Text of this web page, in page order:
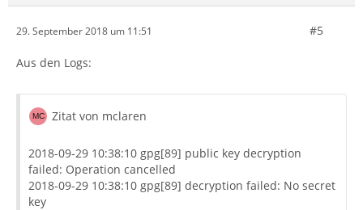
29. September 2018 um 11:51 #5
Aus den Logs:
Zitat von mclaren
2018-09-29 10:38:10 gpg[89] public key decryption
failed: Operation cancelled
2018-09-29 10:38:10 gpg[89] decryption failed: No secret
key